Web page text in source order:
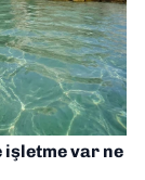
işletme var ne